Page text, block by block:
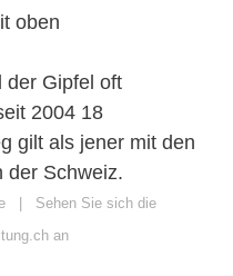
oben
der Gipfel oft
2004 18
gilt als jener mit den
der Schweiz.
| Sehen Sie sich die
an